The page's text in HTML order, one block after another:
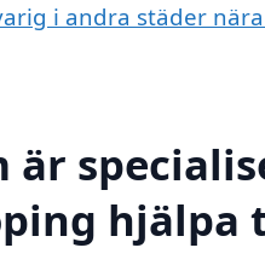
i andra städer
är
hjälpa